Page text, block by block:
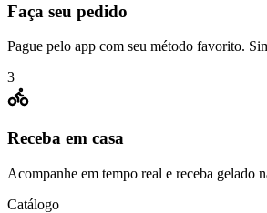
Faça seu pedido
Pague pelo app com seu método favorito.
3
Receba em casa
Acompanhe em tempo real e receba gelado
Catálogo